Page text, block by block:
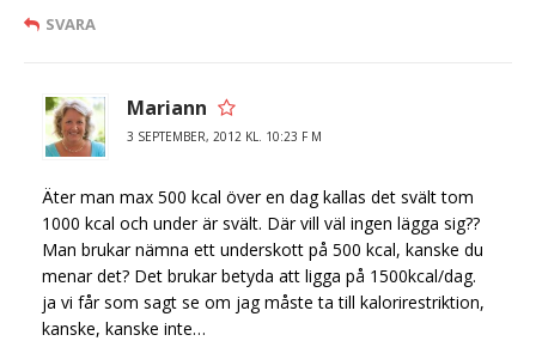
SVARA
Mariann
3 SEPTEMBER, 2012 KL. 10:23 F M
Äter man max 500 kcal över en dag kallas det svält tom
1000 kcal och under är svält. Där vill väl ingen lägga sig??
Man brukar nämna ett underskott på 500 kcal, kanske du
menar det? Det brukar betyda att ligga på 1500kcal/dag.
ja vi får som sagt se om jag måste ta till kalorirestriktion,
kanske, kanske inte…